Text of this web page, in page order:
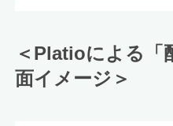
＜Platioによる「
面イメージ＞